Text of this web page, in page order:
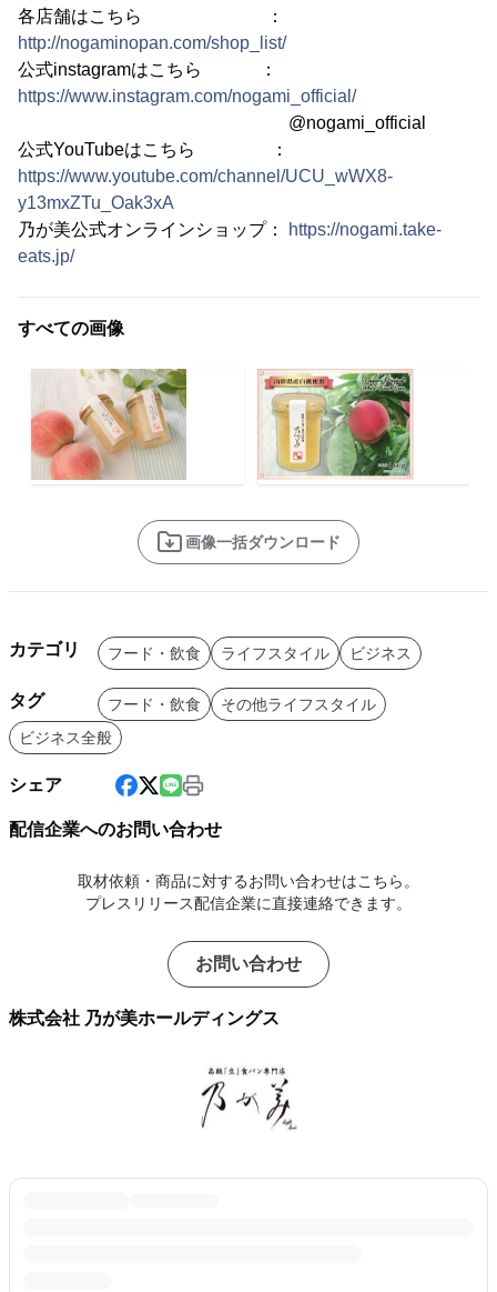
各店舗はこちら ：
http://nogaminopan.com/shop_list/
公式instagramはこちら ：
https://www.instagram.com/nogami_official/
@nogami_official
公式YouTubeはこちら ：
https://www.youtube.com/channel/UCU_wWX8-
y13mxZTu_Oak3xA
乃が美公式オンラインショップ：
https://nogami.take-
eats.jp/
すべての画像
画像一括ダウンロード
カテゴリ フード・飲食 ライフスタイル ビジネス
タグ フード・飲食
その他ライフスタイル
ビジネス全般
シェア
配信企業へのお問い合わせ
取材依頼・商品に対するお問い合わせはこちら。
プレスリリース配信企業に直接連絡できます。
お問い合わせ
株式会社 乃が美ホールディングス